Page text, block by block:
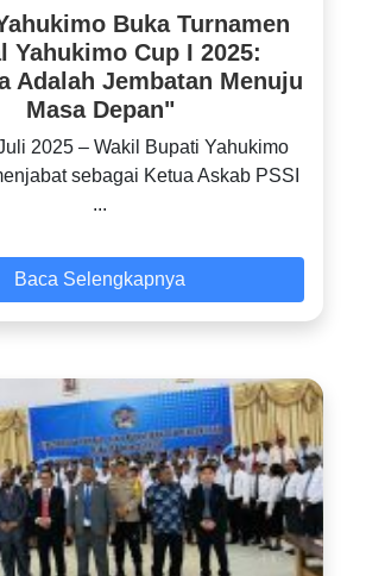
Buka Turnamen
Yahukimo Cup I 2025:
Adalah Jembatan Menuju
Masa Depan"
2025 – Wakil Bupati Yahukimo
sebagai Ketua Askab PSSI
...
Baca Selengkapnya